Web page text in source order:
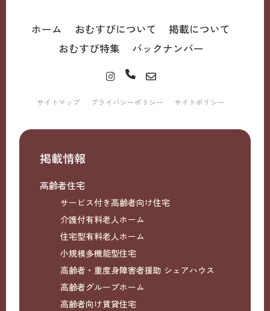
ホーム おむすびについて
掲載について
おむすび特集
バックナンバー
サイトマップ プライバシーポリシー サイトポリシー
掲載情報
高齢者住宅
サービス付き高齢者向け住宅
介護付有料老人ホーム
住宅型有料老人ホーム
小規模多機能型住宅
高齢者・重度身障害者援助 シェアハウス
高齢者グループホーム
高齢者向け賃貸住宅